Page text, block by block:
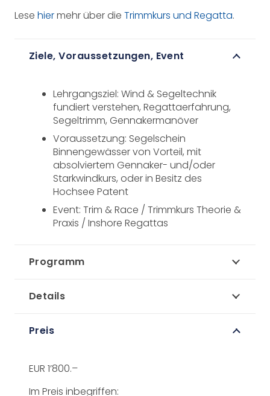
Lese hiermehr über die Trimmkurs und Regatta.
Ziele, Voraussetzungen, Event
Lehrgangsziel: Wind & Segeltechnik
fundiert verstehen, Regattaerfahrung,
Segeltrimm, Gennakermanöver
Voraussetzung: Segelschein
Binnengewässer von Vorteil, mit
absolviertem Gennaker- und/oder
Starkwindkurs, oder in Besitz des
Hochsee Patent
Event: Trim & Race / Trimmkurs Theorie &
Praxis / Inshore Regattas
Programm
Details
Preis
EUR 1’800.–
Im Preis inbegriffen: